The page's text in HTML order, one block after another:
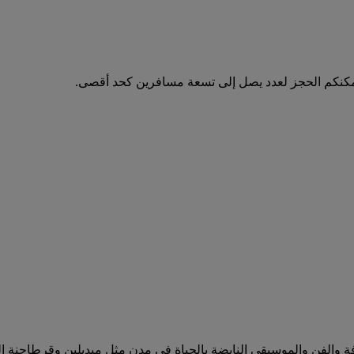
الحجز لعدد يصل إلى تسعة مسافرين كحد أقصى.
والفن والموسيقى النابضة بالحياة في مدن مثل ميديلين وقرطاجنة